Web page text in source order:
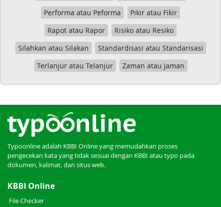
Performa atau Peforma
Pikir atau Fikir
Rapot atau Rapor
Risiko atau Resiko
Silahkan atau Silakan
Standardisasi atau Standarisasi
Terlanjur atau Telanjur
Zaman atau Jaman
Typoonline adalah KBBI Online yang memudahkan proses
pengecekan kata yang tidak sesuai dengan KBBI atau typo pada
dokumen, kalimat, dan situs web.
KBBI Online
File Checker